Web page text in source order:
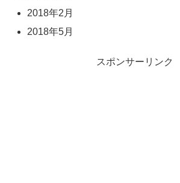
2018年2月
2018年5月
スポンサーリンク